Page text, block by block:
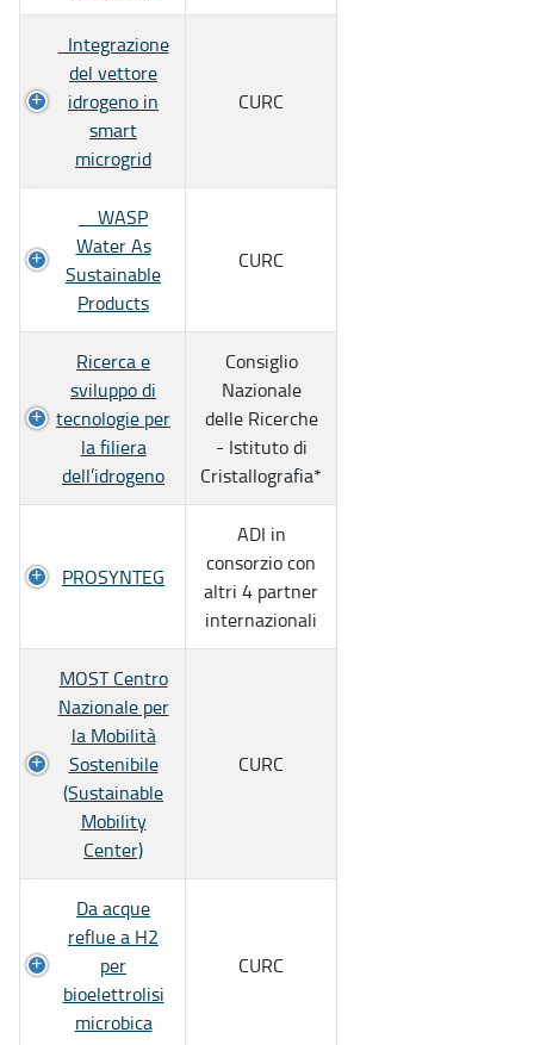
Integrazione
del vettore
idrogeno in
smart
microgrid
CURC
WASP
Water As
Sustainable
Products
CURC
Ricerca e
sviluppo di
tecnologie per
la filiera
dell’idrogeno
Consiglio
Nazionale
delle Ricerche
- Istituto di
Cristallografia*
PROSYNTEG
ADI in
consorzio con
altri 4 partner
internazionali
MOST Centro
Nazionale per
la Mobilità
Sostenibile
(Sustainable
Mobility
Center)
CURC
Da acque
reflue a H2
per
bioelettrolisi
microbica
CURC